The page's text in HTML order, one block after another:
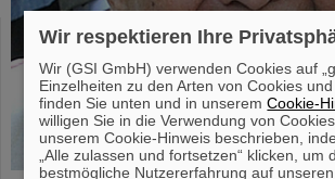
Wir respektieren Ihre
Wir (GSI GmbH) verwenden Cookies auf
Einzelheiten zu den Arten von Cookies
finden Sie unten und in unseremCookie-
willigen Sie in die Verwendung von
unserem Cookie-Hinweis beschrieben,
„Alle zulassen und fortsetzen“ klicken, um
bestmögliche Nutzererfahrung auf